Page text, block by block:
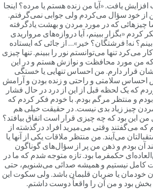
یافت. «آیا من زنده هستم یا مرده؟ اینجا
خود سؤال می‌کردم ولی جوابی نمی‌گرفتم.
که در مورد مردن و بهشت یادگرفته
کردم «بگزار ببینم، آیا دروازه‌های مرواریدی
نه! فرشتگان؟ خیر»… از جائی که ایستاده
می‌کرد تنها می‌توانستم نور را ببینم. تنها چیزی
من مورد محافظت و نوازش هستم و در این
قرار دارم. من احساس تنهایی یا خستگی
سلامتی و راحتی و زنده بودن و آرامش
که یک لحظه قبل از این از درد در حال فشار
و منتظر مرگم بودم. با خودم فکر کردم که
چیز زیاد بدی نیست. در حقیقت خیلی هم
بود که چه چیزی قرار است اتفاق بیافتد؟
که می‌گفتند وقتی می‌میرید افراد درگذشته از
می‌آیند. من منتظر ملاقات یکی از آنها یا
آن بودم و ذهن من پر از سؤال‌های گوناگون
حکمفرما بود. تازه متوجه شدم که ما در
کامل نیستیم و همیشه صدائی می‌شنویم، حتی
یا ضربان قلبمان باشد. ولی سکوت این
بود و من آن را واقعاً دوست داشتم.